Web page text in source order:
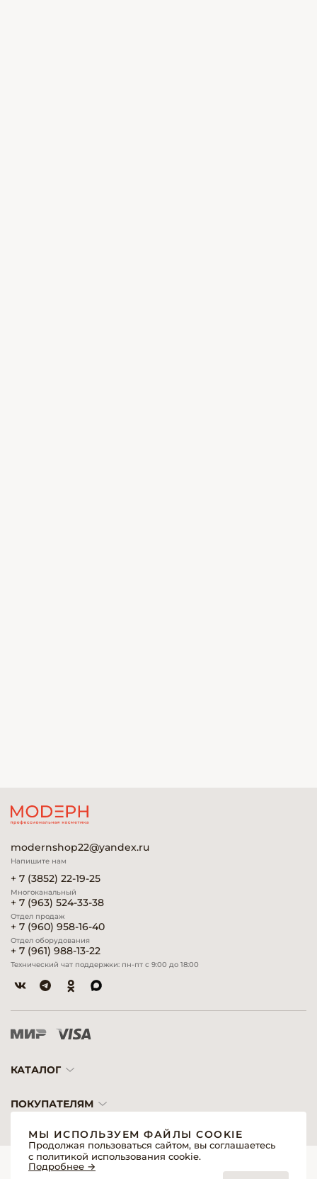
modernshop22@yandex.ru
Напишите нам
+ 7 (3852) 22-19-25
Многоканальный
+ 7 (963) 524-33-38
Отдел продаж
+ 7 (960) 958-16-40
Отдел оборудования
+ 7 (961) 988-13-22
Технический чат поддержки: пн-пт с 9:00 до 18:00
КАТАЛОГ
ПОКУПАТЕЛЯМ
© 2026 «Модерн»— Косметика и оборудование для профессионалов
Создание сайтов
МЫ ИСПОЛЬЗУЕМ ФАЙЛЫ COOKIE
Продолжая пользоваться сайтом, вы соглашаетесь
с политикой использования cookie.
Подробнее →